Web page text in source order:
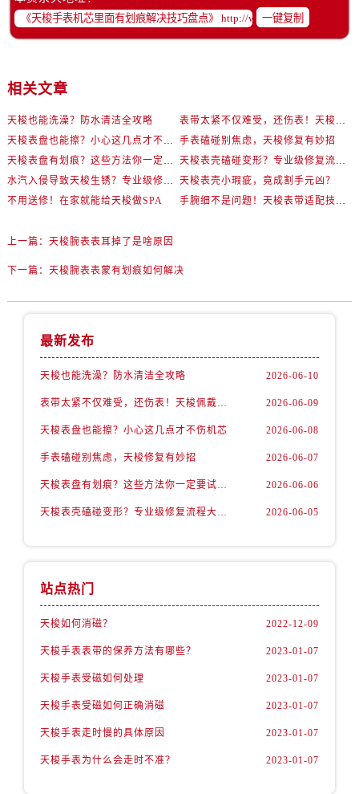
一键复制
相关文章
天梭也能洗澡？防水清洁全攻略
表带太紧不仅难受，还伤表！天梭佩戴优化技巧
天梭表盘也能擦？小心这几点才不伤机芯
手表磕碰别焦虑，天梭修复有妙招
天梭表盘有划痕？这些方法你一定要试试！
天梭表壳磕碰变形？专业级修复流程大公开
水汽入侵导致天梭生锈？专业级修复思路大公开
天梭表壳小瑕疵，竟成割手元凶？
不用送修！在家就能给天梭做SPA
手腕细不是问题！天梭表带适配技巧一次讲透
上一篇： 天梭腕表表耳掉了是啥原因
下一篇： 天梭腕表表蒙有划痕如何解决
最新发布
天梭也能洗澡？防水清洁全攻略 2026-06-10
表带太紧不仅难受，还伤表！天梭佩戴优化技巧 2026-06-09
天梭表盘也能擦？小心这几点才不伤机芯 2026-06-08
手表磕碰别焦虑，天梭修复有妙招 2026-06-07
天梭表盘有划痕？这些方法你一定要试试！ 2026-06-06
天梭表壳磕碰变形？专业级修复流程大公开 2026-06-05
站点热门
天梭如何消磁？ 2022-12-09
天梭手表表带的保养方法有哪些？ 2023-01-07
天梭手表受磁如何处理 2023-01-07
天梭手表受磁如何正确消磁 2023-01-07
天梭手表走时慢的具体原因 2023-01-07
天梭手表为什么会走时不准？ 2023-01-07